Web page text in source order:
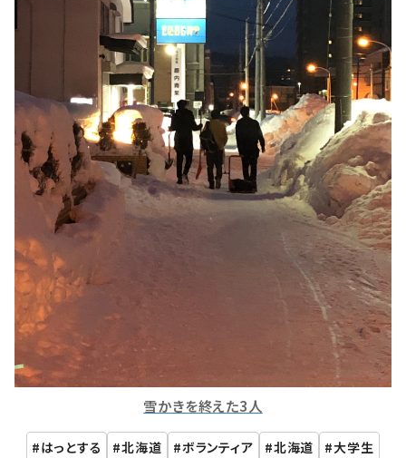
雪かきを終えた3人
はっとする 北海道 ボランティア 北海道 大学生